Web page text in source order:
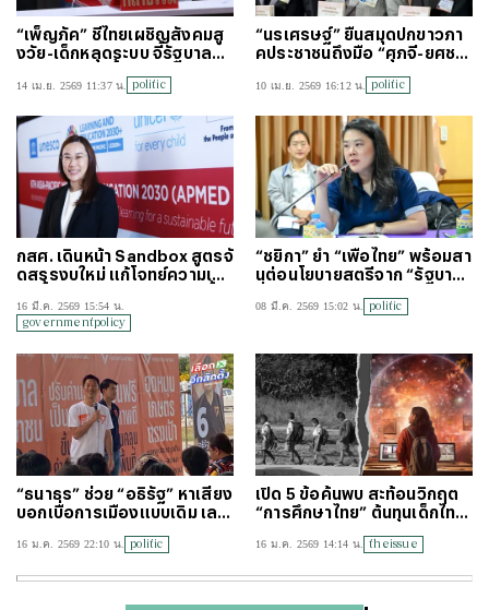
“เพ็ญภัค” ชี้ไทยเผชิญสังคมสู
งวัย-เด็กหลุดระบบ จี้รัฐบาลปฏิ
หลื่อมล้ำ
14 เม.ย. 2569 11:37 น. politic
“นรเศรษฐ์” ยื่นสมุดปกขาวภา
คประชาชนถึงมือ “ศุภจี-ยศชนั
บหัว
10 เม.ย. 2569 16:12 น. politic
กสศ. เดินหน้า Sandbox สูตรจั
ดสรรงบใหม่ แก้โจทย์ความเหลื่
ที่ห่างไกล”
16 มี.ค. 2569 15:54 น.
governmentpolicy
“ชยิกา” ย้ำ “เพื่อไทย” พร้อมสา
นต่อนโยบายสตรีจาก “รัฐบาล
08 มี.ค. 2569 15:02 น. politic
“ธนาธร” ช่วย “อธิรัฐ” หาเสียง
บอกเบื่อการเมืองแบบเดิม เลย
16 ม.ค. 2569 22:10 น. politic
เปิด 5 ข้อค้นพบ สะท้อนวิกฤต
“การศึกษาไทย” ต้นทุนเด็กไทยไ
16 ม.ค. 2569 14:14 น. theissue